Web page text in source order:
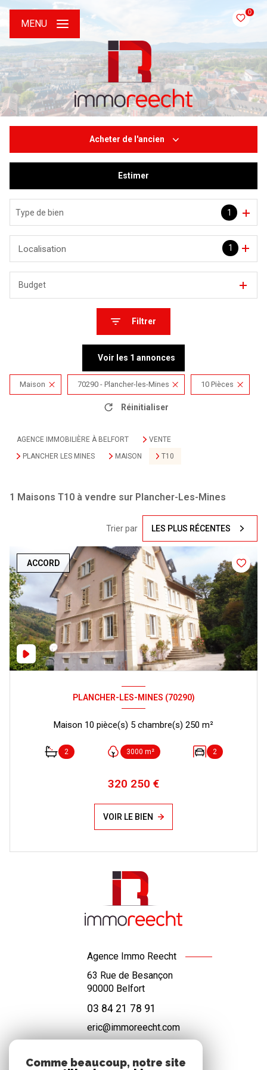
0
MENU
Acheter de l'ancien
De l'immo pro
Estimer
Type de bien 1
1
Localisation
Budget
Filtrer
Voir les 1 annonces
Maison 70290 - Plancher-les-Mines 10 Pièces
Réinitialiser
AGENCE IMMOBILIÈRE À BELFORT
VENTE
PLANCHER LES MINES
MAISON T10
1 Maisons T10 à vendre sur Plancher-Les-Mines
Trier par LES PLUS RÉCENTES
ACCORD
PLANCHER-LES-MINES (70290)
Maison 10 pièce(s) 5 chambre(s) 250 m²
2 3000 m² 2
320 250 €
VOIR LE BIEN
Agence Immo Reecht
63 Rue de Besançon
90000 Belfort
03 84 21 78 91
eric@immoreecht.com
Comme beaucoup, notre site